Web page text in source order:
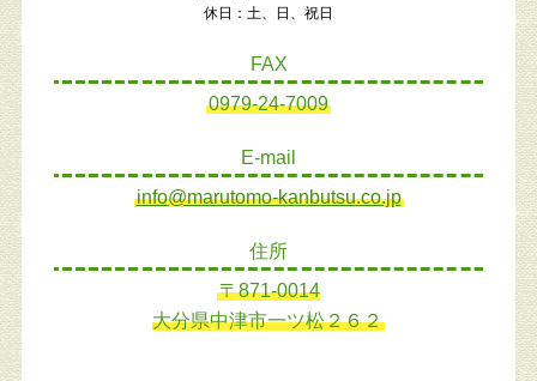
休日：土、日、祝日
FAX
0979-24-7009
E-mail
info@marutomo-kanbutsu.co.jp
住所
〒871-0014
大分県中津市一ツ松２６２